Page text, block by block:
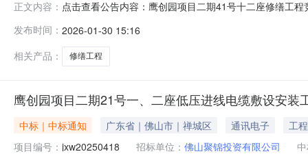
正文内容： 点击查看公告内容：鹰创园项目二期41号十二座修缮工
发布时间： 2026-01-30 15:16
相关产品：
修缮工程
鹰创园项目二期21号一、二座低压进线电缆敷设安装
中标｜中标通知 广东省｜佛山市｜禅城区 通讯电子
工程
项目编号： jxw20250418 招标单位： 佛山聚锦投资有限公司